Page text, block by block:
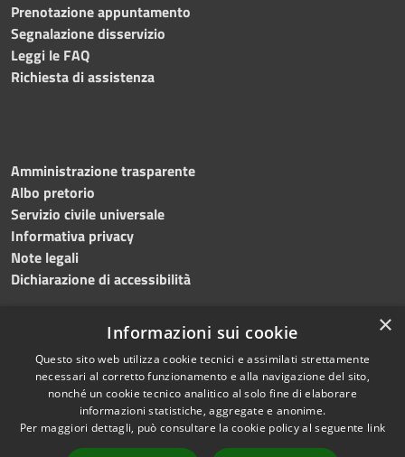
Prenotazione appuntamento
Segnalazione disservizio
Leggi le FAQ
Richiesta di assistenza
Amministrazione trasparente
Albo pretorio
Servizio civile universale
Informativa privacy
Note legali
Dichiarazione di accessibilità
RSS
Accessibilità
Cookie
Copyright © 2023 •
Comune di Noicàttaro
Powered byMunicipium
Redazione•Portale
×
Informazioni sui cookie
Questo sito web utilizza cookie tecnici e assimilati strettamente
necessari al corretto funzionamento e alla navigazione del sito,
nonché un cookie tecnico analitico al solo fine di elaborare
informazioni statistiche, aggregate e anonime.
Per maggiori dettagli, può consultare la cookie policy al seguente link